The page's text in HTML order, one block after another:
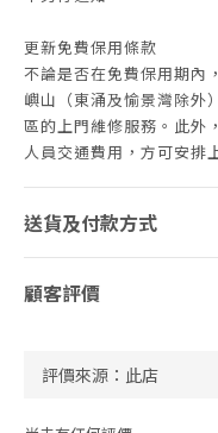
更新免費保用條款
不論是否在免費保用期內
嶼山（東涌及愉景灣除外
區的上門維修服務。此外
人員交通費用，方可安排
送貨及付款方式
顧客評價